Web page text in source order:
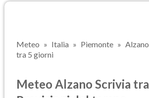
Meteo Italia Piemonte
tra 5 giorni
Meteo Alzano Scrivia